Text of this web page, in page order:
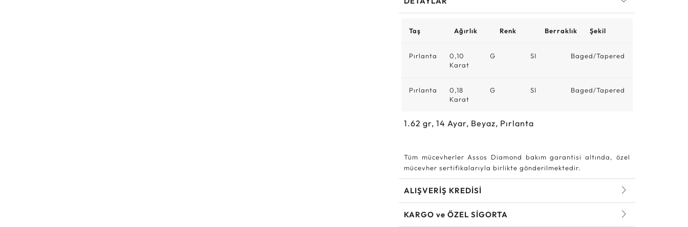
Taş Ağırlık Renk Berraklık Şekil
Pırlanta
0,10
Karat
G SI Baged/Tapered
Pırlanta
0,18
Karat
G SI Baged/Tapered
1.62gr,14Ayar, Beyaz, Pırlanta
Tüm mücevherler Assos Diamond bakım garantisi altında, özel
mücevher sertifikalarıyla birlikte gönderilmektedir.
ALIŞVERİŞ KREDİSİ
KARGO ve ÖZEL SİGORTA